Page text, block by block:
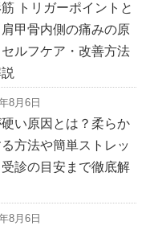
トリガーポイントと
甲骨内側の痛みの原
セルフケア・改善方法
8月6日
硬い原因とは？柔らか
る方法や簡単ストレッ
診の目安まで徹底解
8月6日